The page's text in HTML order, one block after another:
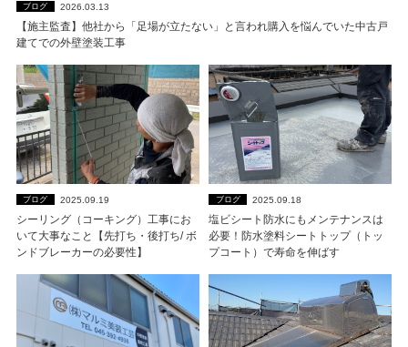
ブログ 2026.03.13
【施主監査】他社から「足場が立たない」と言われ購入を悩んでいた中古戸
建てでの外壁塗装工事
ブログ 2025.09.19
シーリング（コーキング）工事にお
いて大事なこと【先打ち・後打ち/ ボ
ンドブレーカーの必要性】
ブログ 2025.09.18
塩ビシート防水にもメンテナンスは
必要！防水塗料シートトップ（トッ
プコート）で寿命を伸ばす